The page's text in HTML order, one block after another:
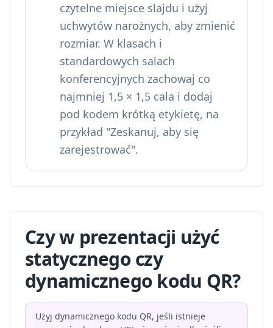
czytelne miejsce slajdu i użyj
uchwytów narożnych, aby zmienić
rozmiar. W klasach i
standardowych salach
konferencyjnych zachowaj co
najmniej 1,5 × 1,5 cala i dodaj
pod kodem krótką etykietę, na
przykład "Zeskanuj, aby się
zarejestrować".
Czy w prezentacji użyć
statycznego czy
dynamicznego kodu QR?
Użyj dynamicznego kodu QR, jeśli istnieje